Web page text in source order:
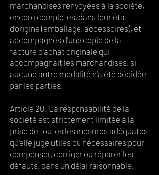
marchandises renvoyées à la société,
encore complètes, dans leur état
d'origine (emballage, accessoires), et
accompagnés d'une copie de la
facture d'achat originale qui
accompagnait les marchandises, si
aucune autre modalité n'a été décidée
par les parties.
Article 20. La responsabilité de la
société est strictement limitée à la
prise de toutes les mesures adéquates
qu'elle juge utiles ou nécessaires pour
compenser, corriger ou réparer les
défauts, dans un délai raisonnable.